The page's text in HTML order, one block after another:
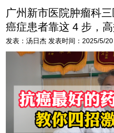
广州新市医院肿瘤科
癌症患者靠这 4 步，
发表：汤日杰 发表时间：2025/5/